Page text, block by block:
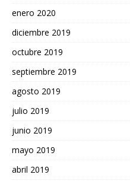
enero 2020
diciembre 2019
octubre 2019
septiembre 2019
agosto 2019
julio 2019
junio 2019
mayo 2019
abril 2019